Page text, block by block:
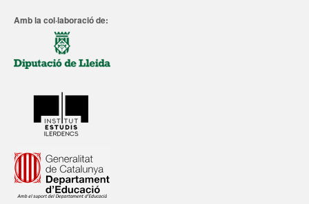
Amb la col·laboració de: